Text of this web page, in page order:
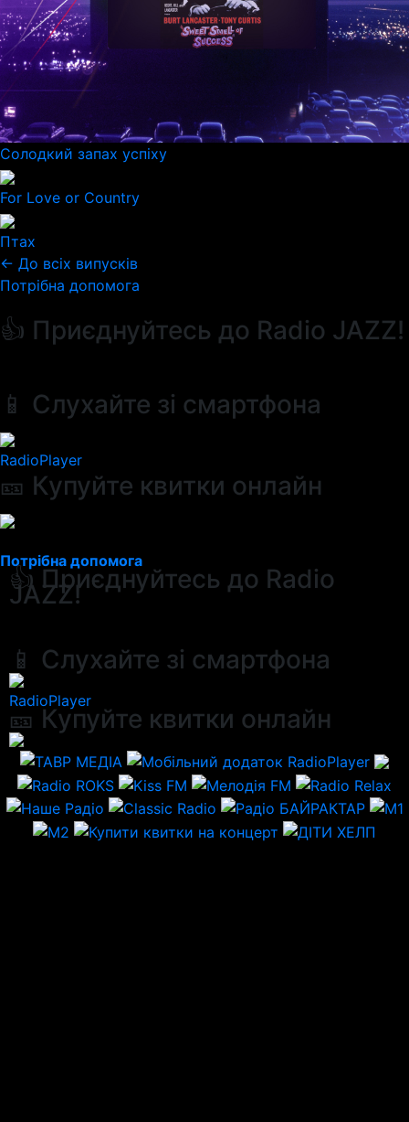
Солодкий запах успіху
For Love or Country
Птах
← До всіх випусків
Потрібна допомога
👍 Приєднуйтесь до Radio JAZZ!
📱 Слухайте зі смартфона
RadioPlayer
🎫 Купуйте квитки онлайн
Потрібна допомога
👍 Приєднуйтесь до Radio
JAZZ!
📱 Слухайте зі смартфона
RadioPlayer
🎫 Купуйте квитки онлайн